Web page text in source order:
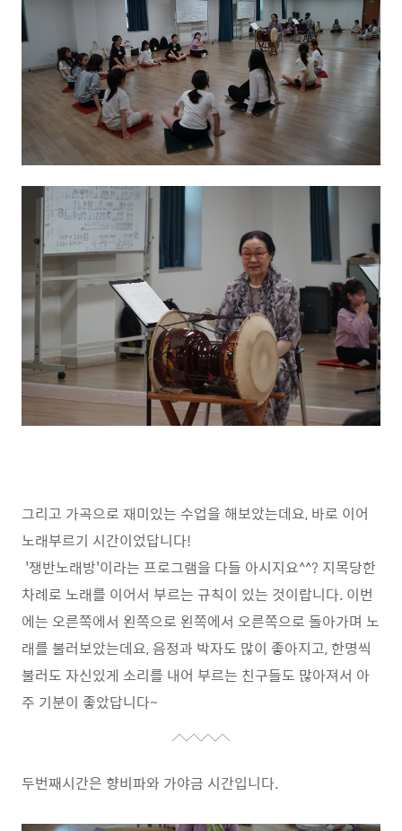
그리고 가곡으로 재미있는 수업을 해보았는데요, 바로 이어
노래부르기 시간이었답니다!
'쟁반노래방'이라는 프로그램을 다들 아시지요^^? 지목당한
차례로 노래를 이어서 부르는 규칙이 있는 것이랍니다. 이번
에는 오른쪽에서 왼쪽으로 왼쪽에서 오른쪽으로 돌아가며 노
래를 불러보았는데요,음정과 박자도 많이 좋아지고, 한명씩
불러도 자신있게 소리를 내어 부르는 친구들도 많아져서 아
주 기분이 좋았답니다~
두번째시간은 향비파와 가야금 시간입니다.